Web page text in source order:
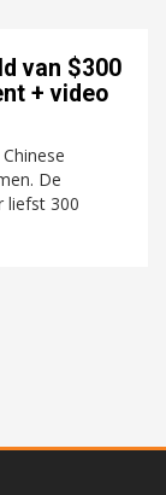
van $300
+ video
De
liefst 300